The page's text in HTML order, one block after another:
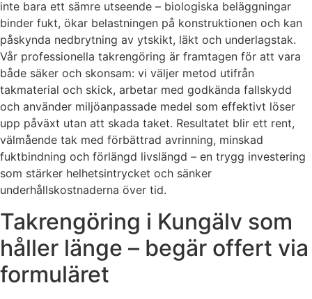
inte bara ett sämre utseende – biologiska beläggningar
binder fukt, ökar belastningen på konstruktionen och kan
påskynda nedbrytning av ytskikt, läkt och underlagstak.
Vår professionella takrengöring är framtagen för att vara
både säker och skonsam: vi väljer metod utifrån
takmaterial och skick, arbetar med godkända fallskydd
och använder miljöanpassade medel som effektivt löser
upp påväxt utan att skada taket. Resultatet blir ett rent,
välmående tak med förbättrad avrinning, minskad
fuktbindning och förlängd livslängd – en trygg investering
som stärker helhetsintrycket och sänker
underhållskostnaderna över tid.
Takrengöring i Kungälv som
håller länge – begär offert via
formuläret